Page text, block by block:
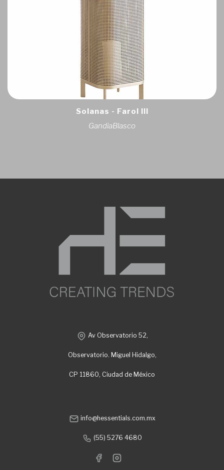
Solanas - Farol III
GandiaBlasco
Av Observatorio 52,
Observatorio. Miguel Hidalgo,
CP 11860, Ciudad de México
info@hessentials.com.mx
(55) 5276 4680